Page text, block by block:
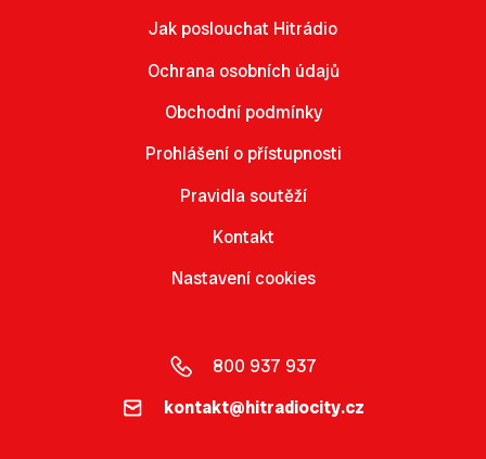
Jak poslouchat Hitrádio
Ochrana osobních údajů
Obchodní podmínky
Prohlášení o přístupnosti
Pravidla soutěží
Kontakt
Nastavení cookies
800 937 937
kontakt@hitradiocity.cz